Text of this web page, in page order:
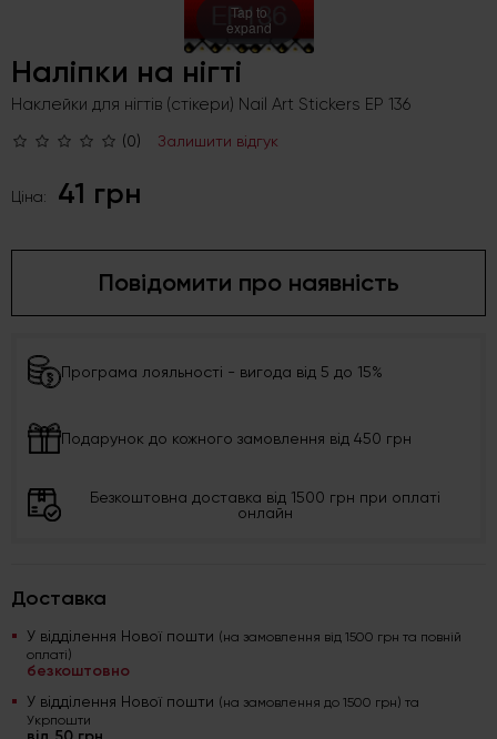
Tap to
expand
Наліпки на нігті
Наклейки для нігтів (стікери) Nail Art Stickers EP 136
(0) Залишити відгук
Ціна: 41 грн
Повідомити про наявність
Програма лояльності - вигода від 5 до 15%
Подарунок до кожного замовлення від 450 грн
Безкоштовна доставка від 1500 грн при оплаті
онлайн
Доставка
У відділення Нової пошти (на замовлення від 1500 грн та повній
оплаті)
безкоштовно
У відділення Нової пошти (на замовлення до 1500 грн) та
Укрпошти